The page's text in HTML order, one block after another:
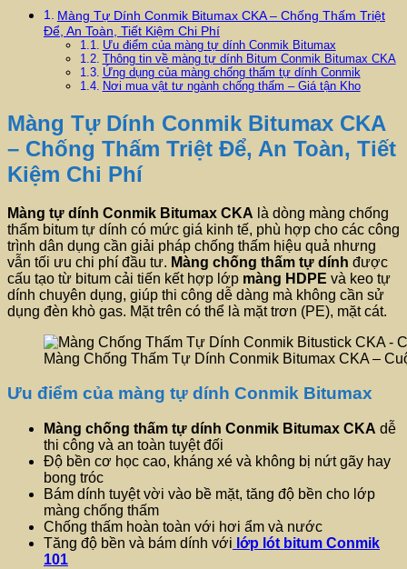
Màng Tự Dính Conmik Bitumax CKA – Chống Thấm Triệt
Để, An Toàn, Tiết Kiệm Chi Phí
Ưu điểm của màng tự dính Conmik Bitumax
Thông tin về màng tự dính Bitum Conmik Bitumax CKA
Ứng dụng của màng chống thấm tự dính Conmik
Nơi mua vật tư ngành chống thấm – Giá tận Kho
Màng Tự Dính Conmik Bitumax CKA
– Chống Thấm Triệt Để, An Toàn, Tiết
Kiệm Chi Phí
Màng tự dính Conmik Bitumax CKA là dòng màng chống
thấm bitum tự dính có mức giá kinh tế, phù hợp cho các công
trình dân dụng cần giải pháp chống thấm hiệu quả nhưng
vẫn tối ưu chi phí đầu tư. Màng chống thấm tự dính được
cấu tạo từ bitum cải tiến kết hợp lớp màng HDPE và keo tự
dính chuyên dụng, giúp thi công dễ dàng mà không cần sử
dụng đèn khò gas. Mặt trên có thể là mặt trơn (PE), mặt cát.
Màng Chống Thấm Tự Dính Conmik Bitumax CKA –
Ưu điểm của màng tự dính Conmik Bitumax
Màng chống thấm tự dính Conmik Bitumax CKA dễ
thi công và an toàn tuyệt đối
Độ bền cơ học cao, kháng xé và không bị nứt gãy hay
bong tróc
Bám dính tuyệt vời vào bề mặt, tăng độ bền cho lớp
màng chống thấm
Chống thấm hoàn toàn với hơi ẩm và nước
Tăng độ bền và bám dính với lớp lót bitum Conmik
101